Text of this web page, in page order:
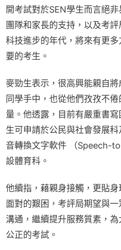
開考試對於SEN學生而言絕
團隊和家長的支持，以及考
科技進步的年代，將來有更
要的考生。
麥勁生表示，很高興能親自
同學手中，也從他們孜孜不
量。他透露，目前有嚴重書
生可申請於公民與社會發展
音轉換文字軟件 （Speech-
設體育科。
他續指，藉親身接觸，更貼
面對的艱困，考評局期望與
溝通，繼續提升服務質素，
公正的考試。